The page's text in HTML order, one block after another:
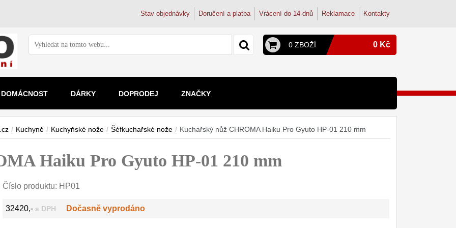
Stav objednávky Doručení a platba Vrácení do 14 dnů Reklamace Kontakty
0 ZBOŽÍ 0 Kč
Ostření nožů
Brusné kameny
Doplňky a díly
Vodní filtry a konvice
Filtrační konvice
Filtry pod dřez
Magnetické lišty na nože
Trojcestné dřezové baterie
DOMÁCNOST
Zvětšovací skla
2x
3x-4x
nad 5x
Mikroskopy
Pro děti
Kapesní
DÁRKY DOPRODEJ ZNAČKY
/ Kuchyně / Kuchyňské nože / Šéfkuchařské nože / Kuchařský nůž CHROMA Haiku Pro Gyuto HP-01 210 mm
Haiku Pro Gyuto HP-01 210 mm
Číslo produktu: HP01
32420,- s DPH Dočasně vyprodáno